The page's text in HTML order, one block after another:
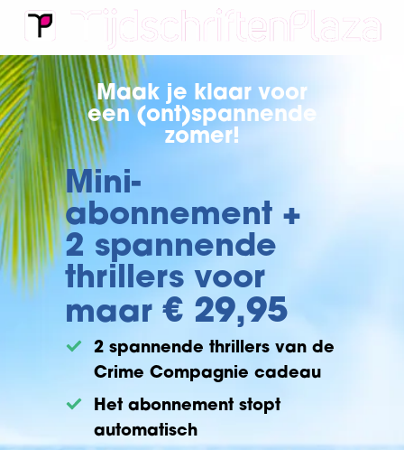
Maak je klaar voor
een (ont)spannende
zomer!
Mini-
abonnement +
2 spannende
thrillers voor
maar € 29,95
2 spannende thrillers van de
Crime Compagnie cadeau
Het abonnement stopt
automatisch